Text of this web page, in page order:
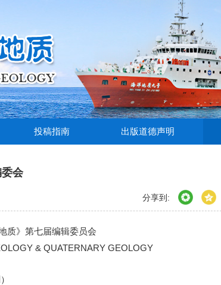
投稿指南 出版道德声明
会
分享到:
质》第七届编辑委员会
& QUATERNARY GEOLOGY